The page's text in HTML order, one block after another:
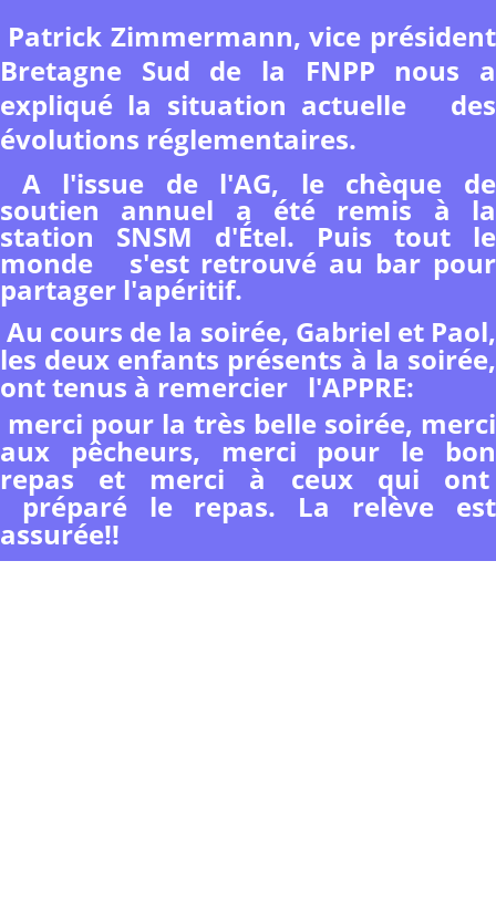
Patrick Zimmermann, vice président
Bretagne Sud de la FNPP nous a
expliqué la situation actuelle des
évolutions réglementaires.
A l'issue de l'AG, le chèque de
soutien annuel a été remis à la
station SNSM d'Étel. Puis tout le
monde s'est retrouvé au bar pour
partager l'apéritif.
Au cours de la soirée, Gabriel et Paol,
les deux enfants présents à la soirée,
ont tenus à remercier l'APPRE:
merci pour la très belle soirée, merci
aux pêcheurs, merci pour le bon
repas et merci à ceux qui ont
préparé le repas. La relève est
assurée!!